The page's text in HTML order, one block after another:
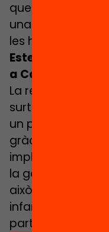
que
una cosa per a
les ha encoratjat
Estem impulsant
a Catalunya.
La recomanació
surti tota la
un projecte com
gràcies a la
implica.
la gent comença
això marca la
infants, i és
part del moviment.